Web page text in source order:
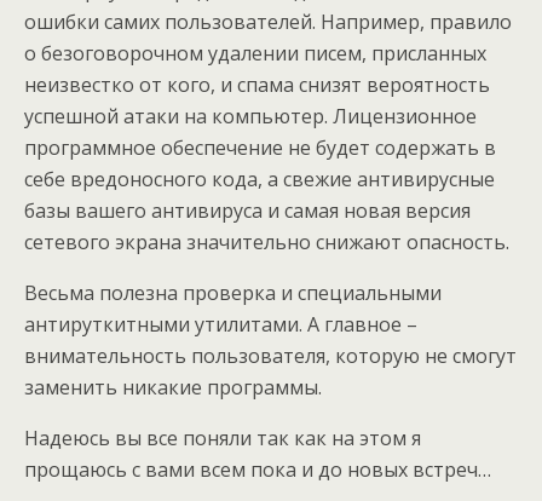
ошибки самих пользователей. Например, правило
о безоговорочном удалении писем, присланных
неизвестко от кого, и спама снизят вероятность
успешной атаки на компьютер. Лицензионное
программное обеспечение не будет содержать в
себе вредоносного кода, а свежие антивирусные
базы вашего антивируса и самая новая версия
сетевого экрана значительно снижают опасность.
Весьма полезна проверка и специальными
антируткитными утилитами. А главное –
внимательность пользователя, которую не смогут
заменить никакие программы.
Надеюсь вы все поняли так как на этом я
прощаюсь с вами всем пока и до новых встреч…